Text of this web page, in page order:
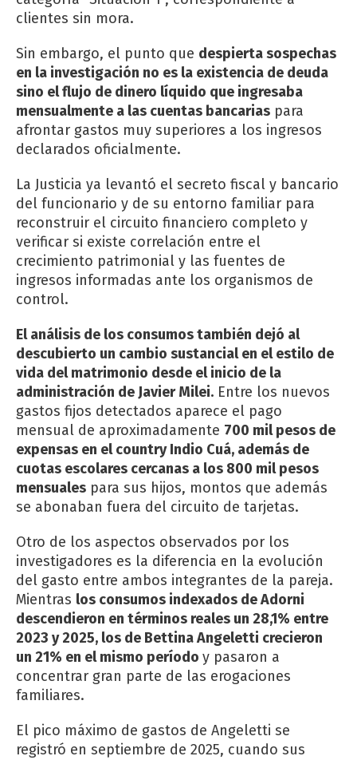
clientes sin mora.
Sin embargo, el punto que despierta sospechas
en la investigación no es la existencia de deuda
sino el flujo de dinero líquido que ingresaba
mensualmente a las cuentas bancarias para
afrontar gastos muy superiores a los ingresos
declarados oficialmente.
La Justicia ya levantó el secreto fiscal y bancario
del funcionario y de su entorno familiar para
reconstruir el circuito financiero completo y
verificar si existe correlación entre el
crecimiento patrimonial y las fuentes de
ingresos informadas ante los organismos de
control.
El análisis de los consumos también dejó al
descubierto un cambio sustancial en el estilo de
vida del matrimonio desde el inicio de la
administración de Javier Milei. Entre los nuevos
gastos fijos detectados aparece el pago
mensual de aproximadamente 700 mil pesos de
expensas en el country Indio Cuá, además de
cuotas escolares cercanas a los 800 mil pesos
mensuales para sus hijos, montos que además
se abonaban fuera del circuito de tarjetas.
Otro de los aspectos observados por los
investigadores es la diferencia en la evolución
del gasto entre ambos integrantes de la pareja.
Mientras los consumos indexados de Adorni
descendieron en términos reales un 28,1% entre
2023 y 2025, los de Bettina Angeletti crecieron
un 21% en el mismo período y pasaron a
concentrar gran parte de las erogaciones
familiares.
El pico máximo de gastos de Angeletti se
registró en septiembre de 2025, cuando sus